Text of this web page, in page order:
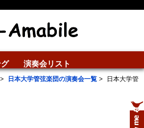
演奏会リスト
> 日本大学管弦楽団の演奏会一覧 >
日本大学管